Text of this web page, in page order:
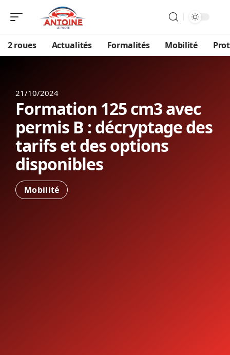
2 roues Actualités Formalités Mobilité
21/10/2024
Formation 125 cm3 avec
permis B : décryptage des
tarifs et des options
disponibles
Mobilité